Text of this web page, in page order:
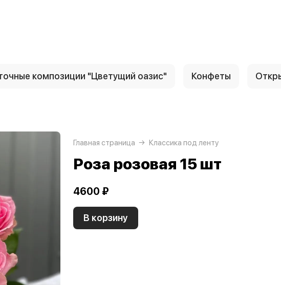
композиции "Цветущий оазис" Конфеты
Главная страница Классика под ленту
Роза розовая 15 шт
4600 ₽
В корзину